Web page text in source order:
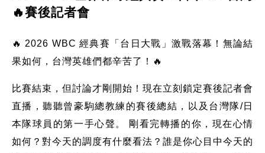
🔥賽後記者會
🔥 2026 WBC 經典賽「台日大戰」激戰落幕！無論結
果如何，台灣英雄們都辛苦了！🔥
比賽結束，但討論才剛開始！現在立刻鎖定賽後記者會
直播，聽聽曾豪駒總教練的賽後總結，以及台灣隊/日
本隊球員的第一手心聲。 剛看完轉播的你，現在心情
如何？對今天的調度有什麼看法？誰是你心目中今天的